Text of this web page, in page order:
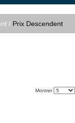
/ Prix Descendent
Montrer